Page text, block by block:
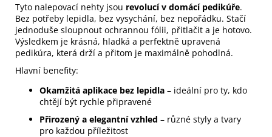
Tyto nalepovací nehty jsou revolucí v domácí pedikúře.
Bez potřeby lepidla, bez vysychání, bez nepořádku. Stačí
jednoduše sloupnout ochrannou fólii, přitlačit a je hotovo.
Výsledkem je krásná, hladká a perfektně upravená
pedikúra, která drží a přitom je maximálně pohodlná.
Hlavní benefity:
Okamžitá aplikace bez lepidla – ideální pro ty, kdo
chtějí být rychle připravené
Přirozený a elegantní vzhled – různé styly a tvary
pro každou příležitost